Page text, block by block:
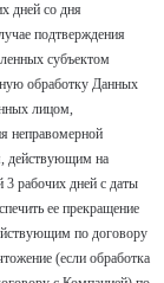
дней со дня
подтверждения
субъектом
обработку Данных
лицом,
неправомерной
действующим на
рабочих дней с даты
ее прекращение
по договору
(если обработка